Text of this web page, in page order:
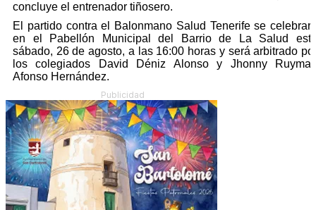
concluye el entrenador tiñosero.
El partido contra el Balonmano Salud Tenerife se
en el Pabellón Municipal del Barrio de La Salud
sábado, 26 de agosto, a las 16:00 horas y será arbitrado
los colegiados David Déniz Alonso y Jhonny
Afonso Hernández.
Publicidad